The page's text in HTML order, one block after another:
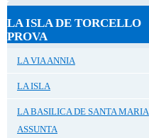
LA ISLA DE TORCELLO
PROVA
LA VIA ANNIA
LA ISLA
LA BASILICA DE SANTA MARIA
ASSUNTA